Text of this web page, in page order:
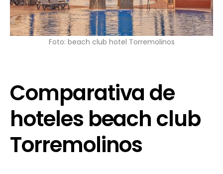
Foto: beach club hotel Torremolinos
Comparativa de
hoteles beach club
Torremolinos